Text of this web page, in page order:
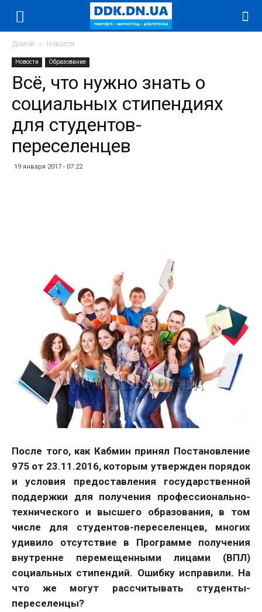
Домой Новости
Новости Образование
Всё, что нужно знать о
социальных стипендиях
для студентов-
переселенцев
19 января 2017 - 07:22
После того, как Кабмин принял Постановление
975 от 23.11.2016, которым утвержден порядок
и условия предоставления государственной
поддержки для получения профессионально-
технического и высшего образования, в том
числе для студентов-переселенцев, многих
удивило отсутствие в Программе получения
внутренне перемещенными лицами (ВПЛ)
социальных стипендий. Ошибку исправили. На
что же могут рассчитывать студенты-
переселенцы?